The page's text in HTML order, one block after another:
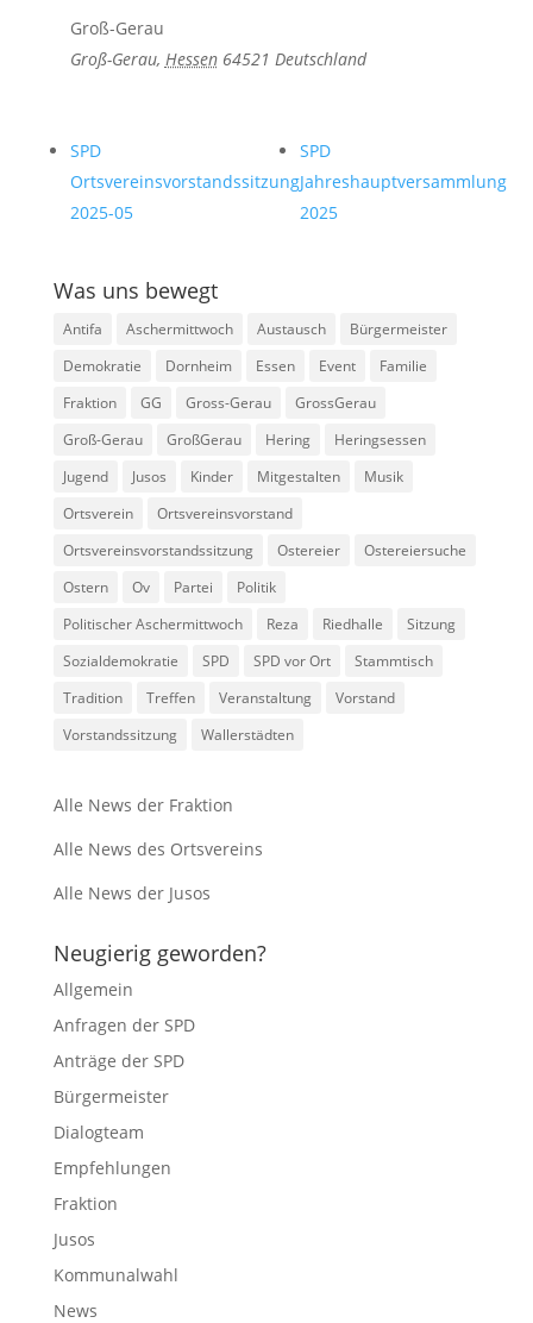
Groß-Gerau
Groß-Gerau, Hessen 64521 Deutschland
SPD
Ortsvereinsvorstandssitzung
2025-05
SPD
Jahreshauptversammlung
2025
Was uns bewegt
Antifa Aschermittwoch Austausch
Bürgermeister
Demokratie
Dornheim Essen Event
Familie
Fraktion
GG Gross-Gerau
GrossGerau
Groß-Gerau
GroßGerau Hering
Heringsessen
Jugend
Jusos Kinder Mitgestalten
Musik
Ortsverein
Ortsvereinsvorstand
Ortsvereinsvorstandssitzung
Ostereier
Ostereiersuche
Ostern
Ov Partei
Politik
Politischer Aschermittwoch
Reza Riedhalle
Sitzung
Sozialdemokratie
SPD SPD vor Ort
Stammtisch
Tradition
Treffen Veranstaltung
Vorstand
Vorstandssitzung
Wallerstädten
Alle News der Fraktion
Alle News des Ortsvereins
Alle News der Jusos
Neugierig geworden?
Allgemein
Anfragen der SPD
Anträge der SPD
Bürgermeister
Dialogteam
Empfehlungen
Fraktion
Jusos
Kommunalwahl
News